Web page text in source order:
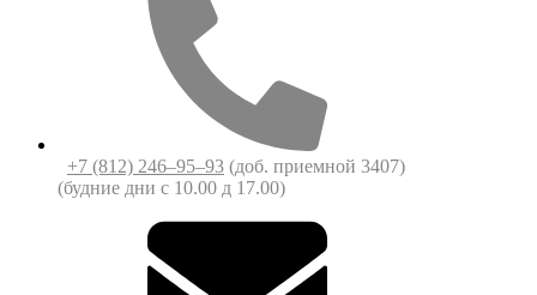
+7 (812) 246‒95‒93 (доб. приемной 3407)
(будние дни c 10.00 д 17.00)